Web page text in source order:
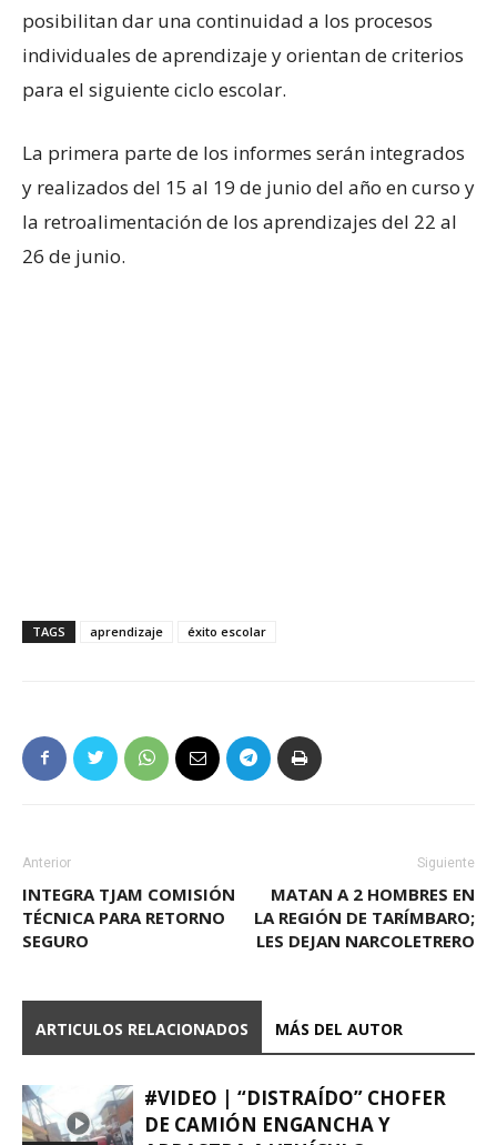
posibilitan dar una continuidad a los procesos
individuales de aprendizaje y orientan de criterios
para el siguiente ciclo escolar.
La primera parte de los informes serán integrados
y realizados del 15 al 19 de junio del año en curso y
la retroalimentación de los aprendizajes del 22 al
26 de junio.
TAGS aprendizaje éxito escolar
Anterior
INTEGRA TJAM COMISIÓN
TÉCNICA PARA RETORNO
SEGURO
Siguiente
MATAN A 2 HOMBRES EN
LA REGIÓN DE TARÍMBARO;
LES DEJAN NARCOLETRERO
ARTICULOS RELACIONADOS MÁS DEL AUTOR
#VIDEO | “DISTRAÍDO” CHOFER
DE CAMIÓN ENGANCHA Y